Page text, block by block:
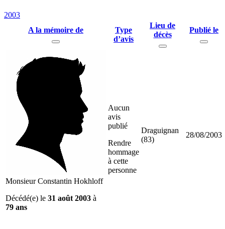
2003
A la mémoire de
Type
d’avis
Lieu de
décès
Publié le
Monsieur Constantin Hokhloff
Décédé(e) le 31 août 2003 à
79 ans
Aucun
avis
publié
Rendre
hommage
à cette
personne
Draguignan
(83)
28/08/2003